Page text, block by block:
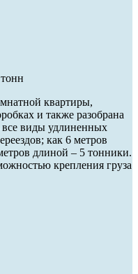
квартиры,
и также разобрана
все виды удлиненных
как 6 метров
длиной – 5 тонники.
крепления груза